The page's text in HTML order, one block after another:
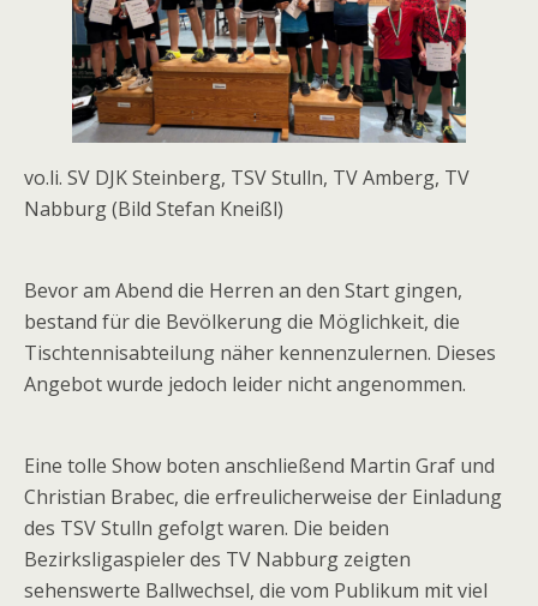
vo.li. SV DJK Steinberg, TSV Stulln, TV Amberg, TV
Nabburg (Bild Stefan Kneißl)
Bevor am Abend die Herren an den Start gingen,
bestand für die Bevölkerung die Möglichkeit, die
Tischtennisabteilung näher kennenzulernen. Dieses
Angebot wurde jedoch leider nicht angenommen.
Eine tolle Show boten anschließend Martin Graf und
Christian Brabec, die erfreulicherweise der Einladung
des TSV Stulln gefolgt waren. Die beiden
Bezirksligaspieler des TV Nabburg zeigten
sehenswerte Ballwechsel, die vom Publikum mit viel